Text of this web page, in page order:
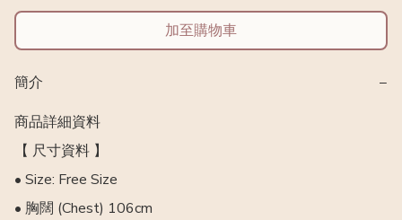
加至購物車
簡介
−
商品詳細資料
【 尺寸資料 】
• Size: Free Size
• 胸闊 (Chest) 106cm